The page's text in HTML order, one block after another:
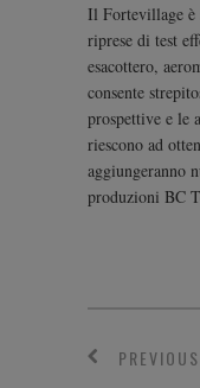
Il Fortevillage è
riprese di test
esacottero,
consente
prospettive e le
riescono ad
aggiungeranno
produzioni BC